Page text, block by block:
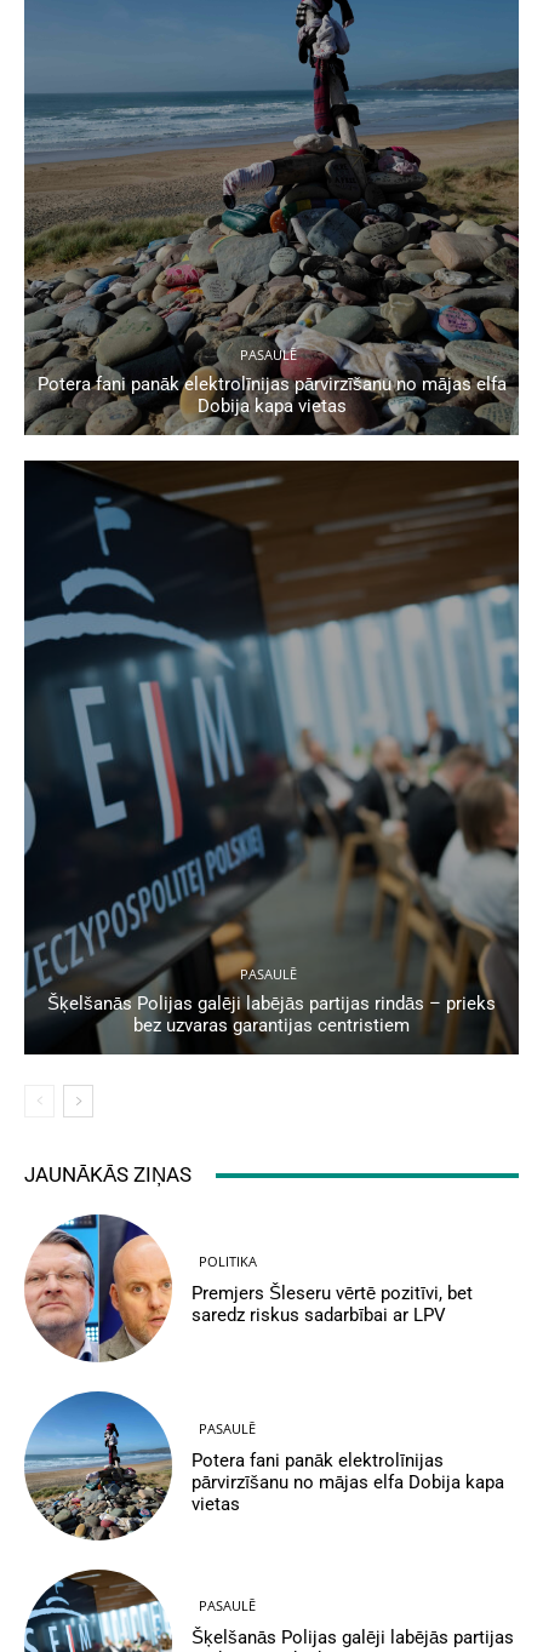
PASAULĒ
Potera fani panāk elektrolīnijas pārvirzīšanu no mājas elfa
Dobija kapa vietas
PASAULĒ
Šķelšanās Polijas galēji labējās partijas rindās – prieks
bez uzvaras garantijas centristiem
JAUNĀKĀS ZIŅAS
POLITIKA
Premjers Šleseru vērtē pozitīvi, bet
saredz riskus sadarbībai ar LPV
PASAULĒ
Potera fani panāk elektrolīnijas
pārvirzīšanu no mājas elfa Dobija kapa
vietas
PASAULĒ
Šķelšanās Polijas galēji labējās partijas